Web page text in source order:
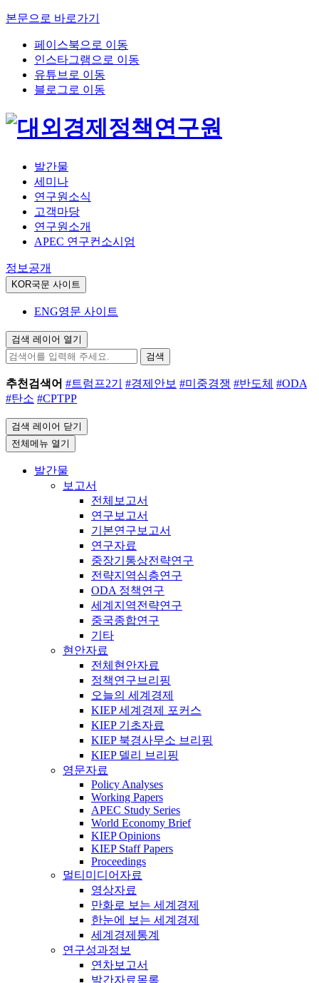
본문으로 바로가기
페이스북으로 이동
인스타그램으로 이동
유튜브로 이동
블로그로 이동
발간물
세미나
연구원소식
고객마당
연구원소개
APEC 연구컨소시엄
정보공개
KOR국문 사이트
ENG영문 사이트
검색 레이어 열기
검색
추천검색어 #트럼프2기 #경제안보 #미중경쟁 #반도체 #ODA
#탄소 #CPTPP
검색 레이어 닫기
전체메뉴 열기
발간물
보고서
전체보고서
연구보고서
기본연구보고서
연구자료
중장기통상전략연구
전략지역심층연구
ODA 정책연구
세계지역전략연구
중국종합연구
기타
현안자료
전체현안자료
정책연구브리핑
오늘의 세계경제
KIEP 세계경제 포커스
KIEP 기초자료
KIEP 북경사무소 브리핑
KIEP 델리 브리핑
영문자료
Policy Analyses
Working Papers
APEC Study Series
World Economy Brief
KIEP Opinions
KIEP Staff Papers
Proceedings
멀티미디어자료
영상자료
만화로 보는 세계경제
한눈에 보는 세계경제
세계경제통계
연구성과정보
연차보고서
발간자료목록